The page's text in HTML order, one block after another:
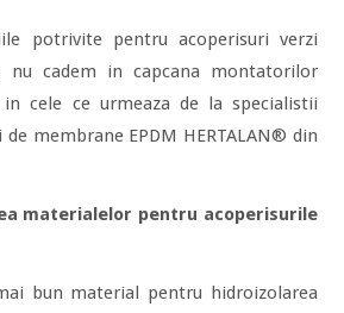
potrivite pentru acoperisuri verzi
nu cadem in capcana montatorilor
cele ce urmeaza de la specialistii
membrane EPDM HERTALAN® din
materialelor pentru acoperisurile
bun material pentru hidroizolarea